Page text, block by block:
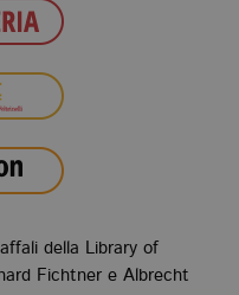
della Library of
Fichtner e Albrecht